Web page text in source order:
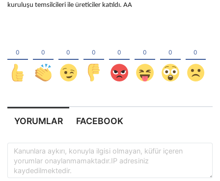
kuruluşu temsilcileri ile üreticiler katıldı. AA
YORUMLAR FACEBOOK